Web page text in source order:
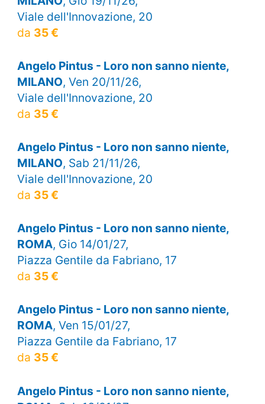
Viale dell'Innovazione, 20
da 35 €
Angelo Pintus - Loro non sanno niente,
MILANO, Ven 20/11/26,
Viale dell'Innovazione, 20
da 35 €
Angelo Pintus - Loro non sanno niente,
MILANO, Sab 21/11/26,
Viale dell'Innovazione, 20
da 35 €
Angelo Pintus - Loro non sanno niente,
ROMA, Gio 14/01/27,
Piazza Gentile da Fabriano, 17
da 35 €
Angelo Pintus - Loro non sanno niente,
ROMA, Ven 15/01/27,
Piazza Gentile da Fabriano, 17
da 35 €
Angelo Pintus - Loro non sanno niente,